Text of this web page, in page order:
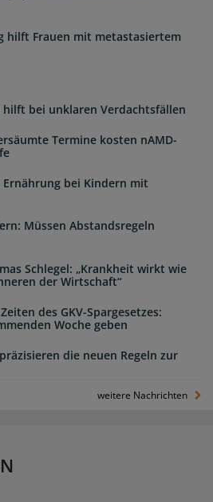
hilft Frauen mit metastasiertem
hilft bei unklaren Verdachtsfällen
Termine kosten nAMD-
bei Kindern mit
Müssen Abstandsregeln
Schlegel: „Krankheit wirkt wie
der Wirtschaft“
des GKV-Spargesetzes:
Woche geben
die neuen Regeln zur
weitere Nachrichten